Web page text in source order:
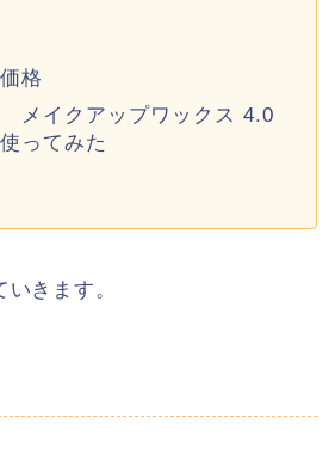
格
メイクアップワックス 4.0
ってみた
きます。